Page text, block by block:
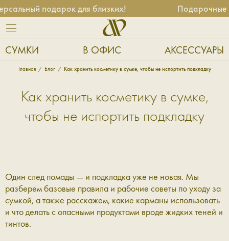
подарок для близких! Подарочные
СУМКИ В ОФИС АКСЕССУАРЫ
Главная Блог Как хранить косметику в сумке, чтобы не испортить подкладку
Как хранить косметику в сумке,
чтобы не испортить подкладку
Один след помады — и подкладка уже не новая. Мы
разберем базовые правила и рабочие советы по уходу за
сумкой, а также расскажем, какие карманы использовать
и что делать с опасными продуктами вроде жидких теней и
тинтов.